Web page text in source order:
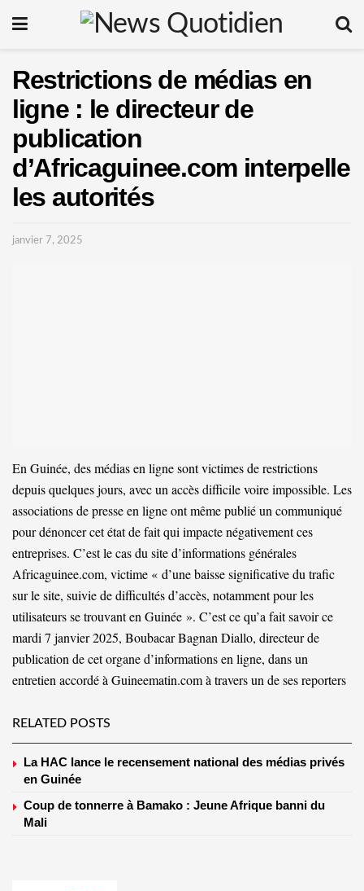
Restrictions de médias en
ligne : le directeur de
publication
d’Africaguinee.com interpelle
les autorités
janvier 7, 2025
En Guinée, des médias en ligne sont victimes de restrictions
depuis quelques jours, avec un accès difficile voire impossible. Les
associations de presse en ligne ont même publié un communiqué
pour dénoncer cet état de fait qui impacte négativement ces
entreprises. C’est le cas du site d’informations générales
Africaguinee.com, victime « d’une baisse significative du trafic
sur le site, suivie de difficultés d’accès, notamment pour les
utilisateurs se trouvant en Guinée ». C’est ce qu’a fait savoir ce
mardi 7 janvier 2025, Boubacar Bagnan Diallo, directeur de
publication de cet organe d’informations en ligne, dans un
entretien accordé à Guineematin.com à travers un de ses reporters
RELATED POSTS
La HAC lance le recensement national des médias privés
en Guinée
Coup de tonnerre à Bamako : Jeune Afrique banni du
Mali